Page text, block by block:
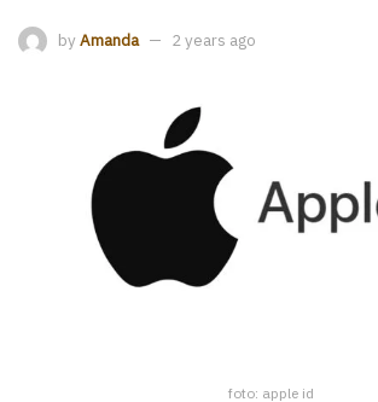
by Amanda 2 years ago
foto: apple id